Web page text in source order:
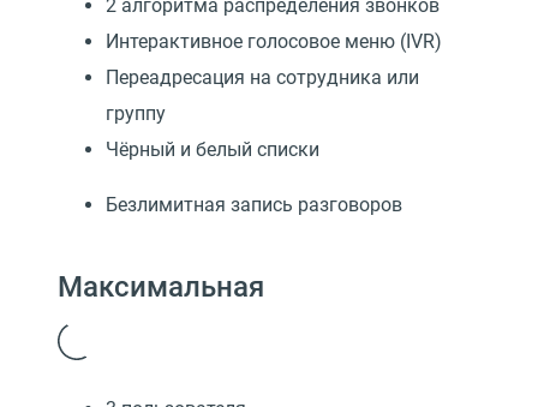
2 алгоритма распределения звонков
Интерактивное голосовое меню (IVR)
Переадресация на сотрудника или
группу
Чёрный и белый списки
Безлимитная запись разговоров
Максимальная